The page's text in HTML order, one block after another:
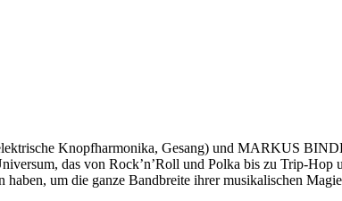
Knopfharmonika, Gesang) und MARKUS
das von Rock’n’Roll und Polka bis zu Trip-
um die ganze Bandbreite ihrer musikalischen